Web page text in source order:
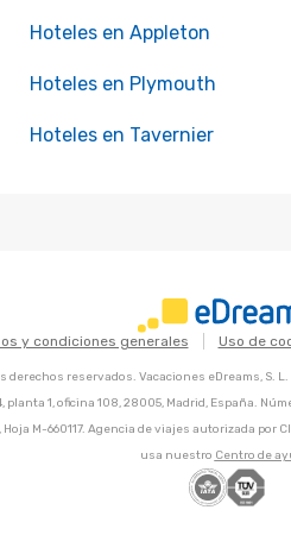
Hoteles en Appleton
Hoteles en Plymouth
Hoteles en Tavernier
y condiciones generales Uso de
derechos reservados. Vacaciones eDreams, S.
1, oficina 108, 28005, Madrid, España.
Hoja M-660117. Agencia de viajes autorizada
usa nuestro Centro de